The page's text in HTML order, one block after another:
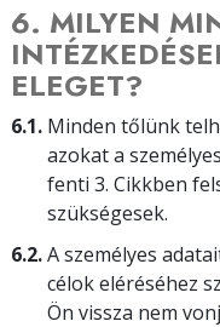
6. MILYEN
ELEGET?
6.1. Minden tőlünk
azokat a
fenti 3. Cikkben
szükségesek.
6.2.A személyes
célok eléréséhez
Ön vissza nem